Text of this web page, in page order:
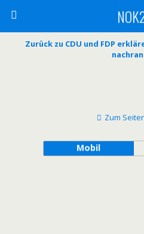
Zurück zu CDU und FDP
Zum
Mobil